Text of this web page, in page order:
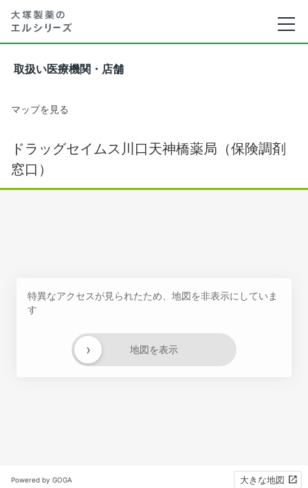
取扱い医療機関・店舗
マップを見る
ドラッグセイムス川口天神橋薬局（保険調剤
窓口）
特異なアクセスが見られたため、地図を非表示にしていま
す
地図を表示
›
Powered by GOGA 大きな地図